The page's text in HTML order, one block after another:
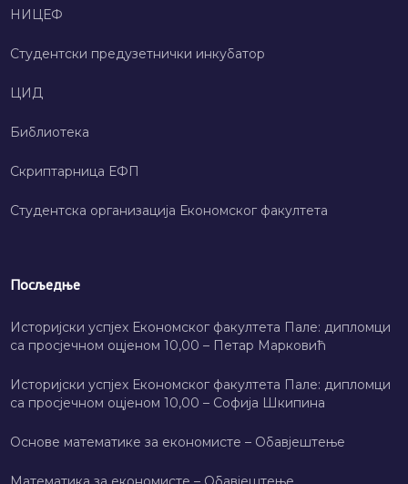
НИЦЕФ
Студентски предузетнички инкубатор
ЦИД
Библиотека
Скриптарница ЕФП
Студентска организација Економског факултета
Посљедње
Историјски успјех Економског факултета Пале: дипломци
са просјечном оцјеном 10,00 – Петар Марковић
Историјски успјех Економског факултета Пале: дипломци
са просјечном оцјеном 10,00 – Софија Шкипина
Основе математике за економисте – Обавјештење